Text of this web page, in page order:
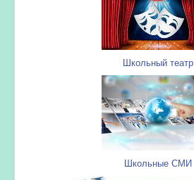
Школьный театр
Школьные СМИ